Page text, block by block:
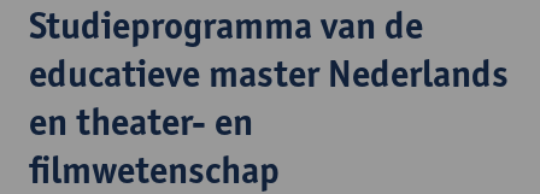
Studieprogramma van de
educatieve master Nederlands
en theater- en
filmwetenschap